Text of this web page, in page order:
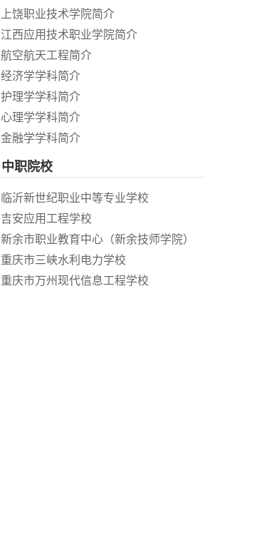
上饶职业技术学院简介
江西应用技术职业学院简介
航空航天工程简介
经济学学科简介
护理学学科简介
心理学学科简介
金融学学科简介
中职院校
临沂新世纪职业中等专业学校
吉安应用工程学校
新余市职业教育中心（新余技师学院）
重庆市三峡水利电力学校
重庆市万州现代信息工程学校